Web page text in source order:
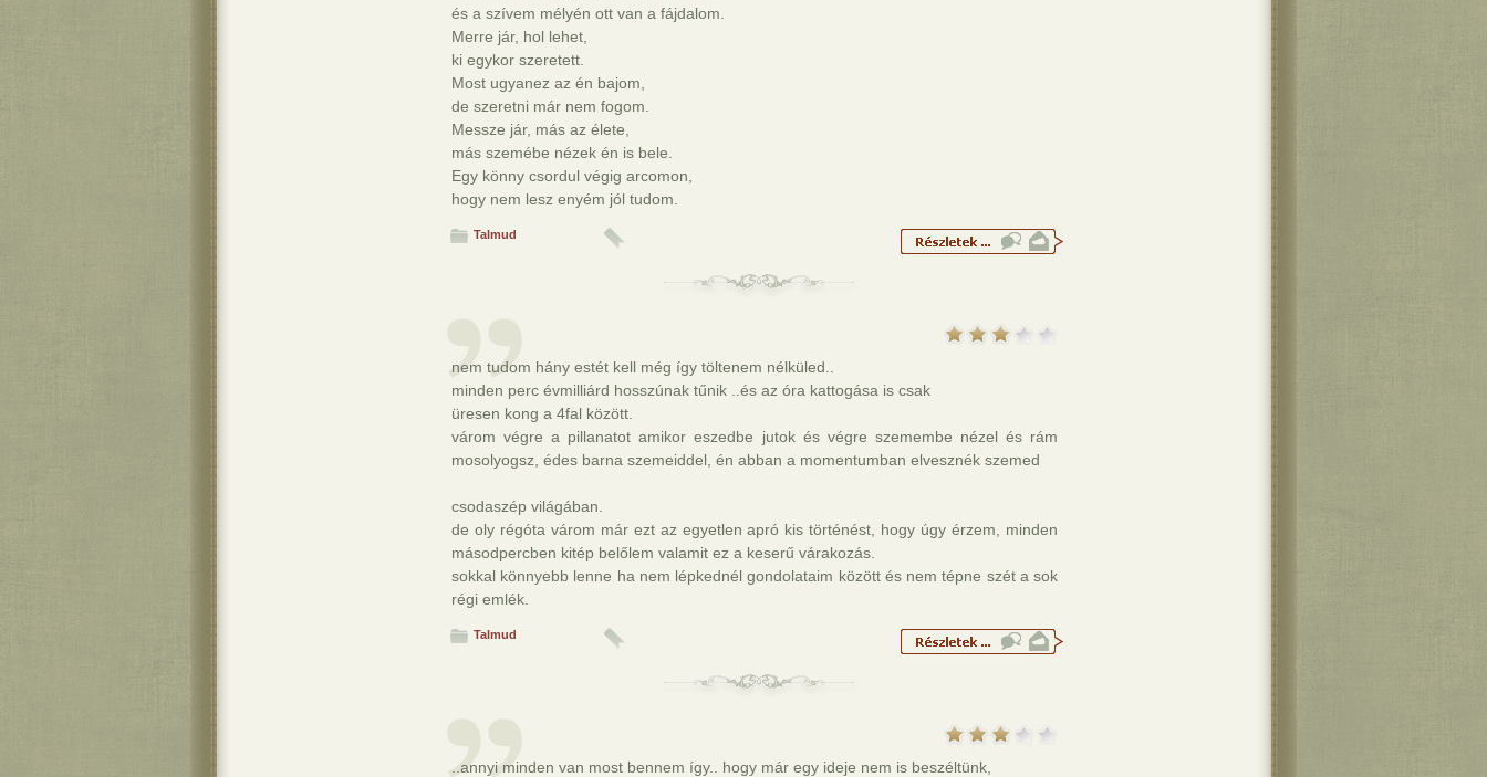
és a szívem mélyén ott van a fájdalom.
Merre jár, hol lehet,
ki egykor szeretett.
Most ugyanez az én bajom,
de szeretni már nem fogom.
Messze jár, más az élete,
más szemébe nézek én is bele.
Egy könny csordul végig arcomon,
hogy nem lesz enyém jól tudom.
Talmud
nem tudom hány estét kell még így töltenem nélküled..
minden perc évmilliárd hosszúnak tűnik ..és az óra kattogása is csak
üresen kong a 4fal között.
várom végre a pillanatot amikor eszedbe jutok és végre szemembe nézel és rám
mosolyogsz, édes barna szemeiddel, én abban a momentumban elvesznék szemed
csodaszép világában.
de oly régóta várom már ezt az egyetlen apró kis történést, hogy úgy érzem, minden
másodpercben kitép belőlem valamit ez a keserű várakozás.
sokkal könnyebb lenne ha nem lépkednél gondolataim között és nem tépne szét a sok
régi emlék.
Talmud
..annyi minden van most bennem így.. hogy már egy ideje nem is beszéltünk,